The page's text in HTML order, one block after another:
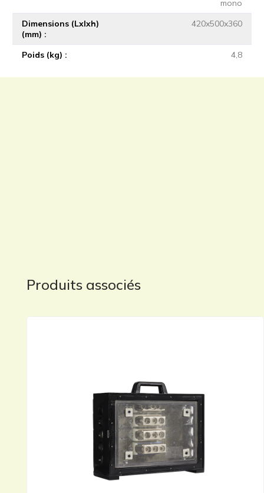
mono
Dimensions (Lxlxh)
(mm)
420x500x360
Poids (kg) 4,8
Produits associés